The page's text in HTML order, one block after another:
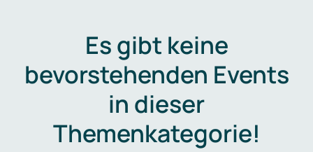
Es gibt keine
bevorstehenden Events
in dieser
Themenkategorie!